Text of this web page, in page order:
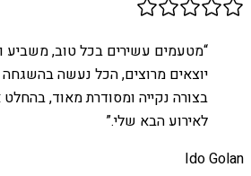
“מטעמים עשירים בכל טוב, משביע
יוצאים מרוצים, הכל נעשה בהשגחה
בצורה נקייה ומסודרת מאוד, בהחלט
לאירוע הבא שלי.”
Ido Golan